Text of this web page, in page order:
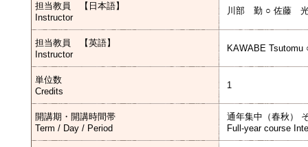
担当教員 【日本語】
Instructor
川部 勤 ○ 佐藤
担当教員 【英語】
Instructor
KAWABE Tsutomu
単位数
Credits
1
開講期・開講時間帯
Term / Day / Period
通年集中（春秋）
Full-year course